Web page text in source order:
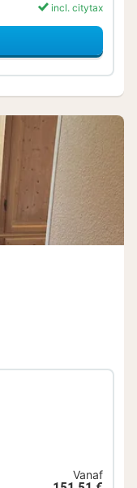
incl. citytax
Comfort
Vanaf